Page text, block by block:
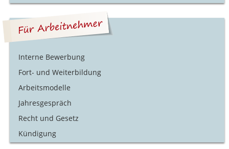
Interne Bewerbung
Fort- und Weiterbildung
Arbeitsmodelle
Jahresgespräch
Recht und Gesetz
Kündigung